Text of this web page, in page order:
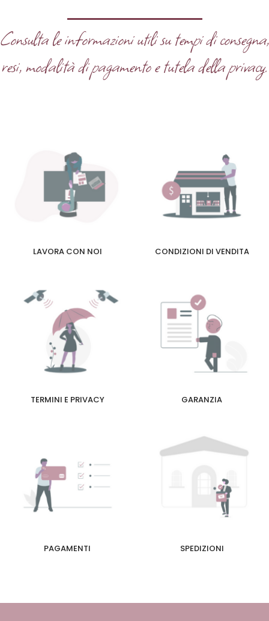
Consulta le informazioni utili su tempi di consegna,
resi, modalità di pagamento e tutela della privacy.
LAVORA CON NOI CONDIZIONI DI VENDITA
TERMINI E PRIVACY GARANZIA
PAGAMENTI SPEDIZIONI